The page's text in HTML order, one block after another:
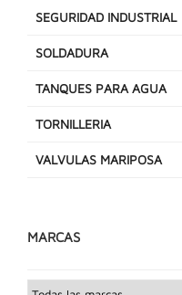
SEGURIDAD INDUSTRIAL
SOLDADURA
TANQUES PARA AGUA
TORNILLERIA
VALVULAS MARIPOSA
MARCAS